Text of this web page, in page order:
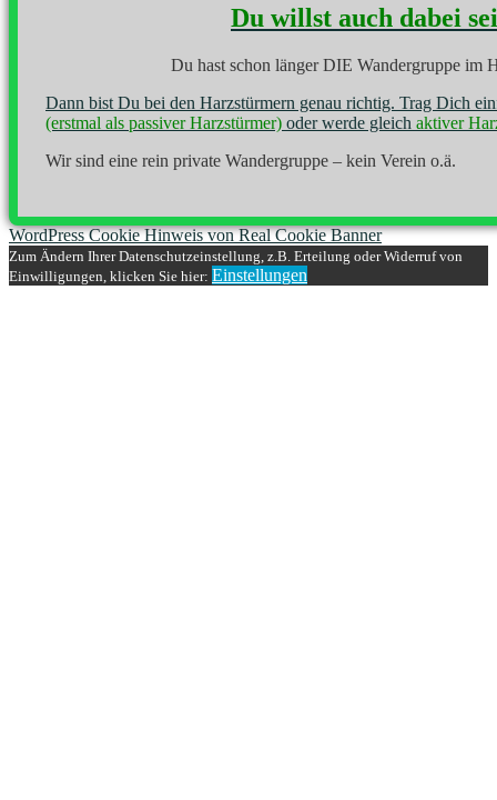
Du willst auch dabei
Du hast schon länger DIE Wandergruppe im
Dann bist Du bei den Harzstürmern genau richtig. Trag Dich
(erstmal als passiver Harzstürmer) oder werde gleich aktiver
Wir sind eine rein private Wandergruppe – kein Verein o.ä.
WordPress Cookie Hinweis von Real Cookie Banner
Zum Ändern Ihrer Datenschutzeinstellung, z.B. Erteilung oder Widerruf von
Einwilligungen, klicken Sie hier: Einstellungen